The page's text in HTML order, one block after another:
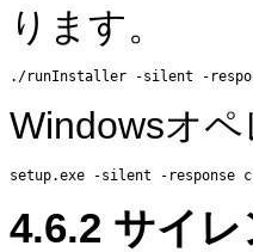
ります。
Windowsオ
4.6.2 サイ